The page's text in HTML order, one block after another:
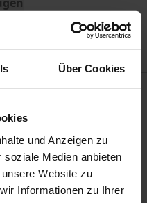
Über Cookies
und Anzeigen zu
soziale Medien anbieten
Website zu
Informationen zu Ihrer
es darum, die
der Europäisierung
verorten. In einer
Interessen